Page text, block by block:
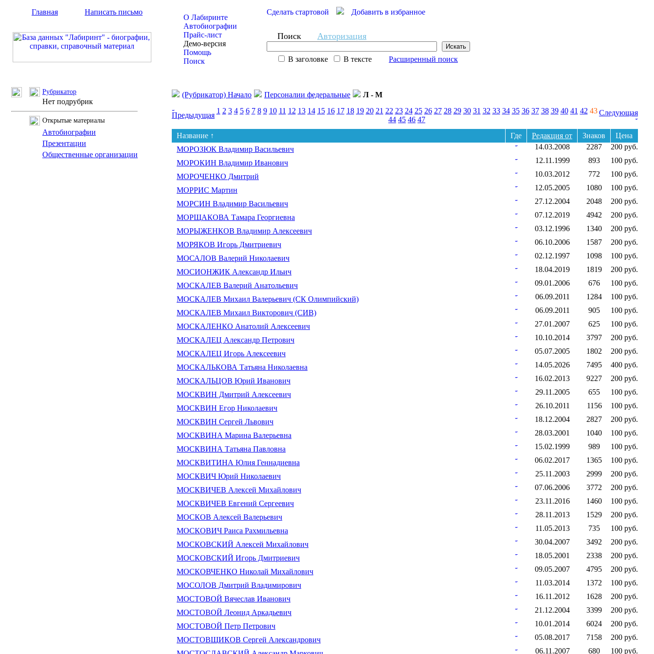
Главная Написать письмо
О Лабиринте
Автобиографии
Прайс-лист
Демо-версия
Помощь
Поиск
Сделать стартовой Добавить в избранное
Поиск Авторизация
В заголовке В тексте Расширенный поиск
Рубрикатор
Нет подрубрик
Открытые материалы
Автобиографии
Презентации
Общественные организации
(Рубрикатор) Начало Персоналии федеральные Л - М
Предыдущая
1 2 3 4 5 6 7 8 9 10 11 12 13 14 15 16 17 18 19 20 21 22 23 24 25 26 27 28 29 30 31 32 33 34 35 36 37 38 39 40 41 42 43
44 45 46 47
Следующая
Название ↑ Где Редакция от Знаков
Цена
МОРОЗЮК Владимир Васильевич
14.03.2008 2287
200 руб.
МОРОКИН Владимир Иванович
12.11.1999 893
100 руб.
МОРОЧЕНКО Дмитрий
10.03.2012 772
100 руб.
МОРРИС Мартин
12.05.2005 1080
100 руб.
МОРСИН Владимир Васильевич
27.12.2004 2048
200 руб.
МОРЩАКОВА Тамара Георгиевна
07.12.2019 4942
200 руб.
МОРЫЖЕНКОВ Владимир Алексеевич
03.12.1996 1340
200 руб.
МОРЯКОВ Игорь Дмитриевич
06.10.2006 1587
200 руб.
МОСАЛОВ Валерий Николаевич
02.12.1997 1098
100 руб.
МОСИОНЖИК Александр Ильич
18.04.2019 1819
200 руб.
МОСКАЛЕВ Валерий Анатольевич
09.01.2006 676
100 руб.
МОСКАЛЕВ Михаил Валерьевич (СК Олимпийский)
06.09.2011 1284
100 руб.
МОСКАЛЕВ Михаил Викторович (СИВ)
06.09.2011 905
100 руб.
МОСКАЛЕНКО Анатолий Алексеевич
27.01.2007 625
100 руб.
МОСКАЛЕЦ Александр Петрович
10.10.2014 3797
200 руб.
МОСКАЛЕЦ Игорь Алексеевич
05.07.2005 1802
200 руб.
МОСКАЛЬКОВА Татьяна Николаевна
14.05.2026 7495
400 руб.
МОСКАЛЬЦОВ Юрий Иванович
16.02.2013 9227
200 руб.
МОСКВИН Дмитрий Алексеевич
29.11.2005 655
100 руб.
МОСКВИН Егор Николаевич
26.10.2011 1156
100 руб.
МОСКВИН Сергей Львович
18.12.2004 2827
200 руб.
МОСКВИНА Марина Валерьевна
28.03.2001 1040
100 руб.
МОСКВИНА Татьяна Павловна
15.02.1999 989
100 руб.
МОСКВИТИНА Юлия Геннадиевна
06.02.2017 1365
100 руб.
МОСКВИЧ Юрий Николаевич
25.11.2003 2999
200 руб.
МОСКВИЧЕВ Алексей Михайлович
07.06.2006 3772
200 руб.
МОСКВИЧЕВ Евгений Сергеевич
23.11.2016 1460
100 руб.
МОСКОВ Алексей Валерьевич
28.11.2013 1529
200 руб.
МОСКОВИЧ Раиса Рахмильевна
11.05.2013 735
100 руб.
МОСКОВСКИЙ Алексей Михайлович
30.04.2007 3492
200 руб.
МОСКОВСКИЙ Игорь Дмитриевич
18.05.2001 2338
200 руб.
МОСКОВЧЕНКО Николай Михайлович
09.05.2007 4795
200 руб.
МОСОЛОВ Дмитрий Владимирович
11.03.2014 1372
100 руб.
МОСТОВОЙ Вячеслав Иванович
16.11.2012 1628
200 руб.
МОСТОВОЙ Леонид Аркадьевич
21.12.2004 3399
200 руб.
МОСТОВОЙ Петр Петрович
10.01.2014 6024
200 руб.
МОСТОВЩИКОВ Сергей Александрович
05.08.2017 7158
200 руб.
06.11.2007 680 100 руб.